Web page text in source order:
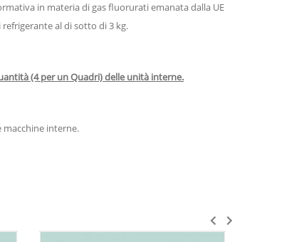
in materia di gas fluorurati emanata dalla UE
al di sotto di 3 kg.
(4 per un Quadri) delle unità interne.
macchine interne.